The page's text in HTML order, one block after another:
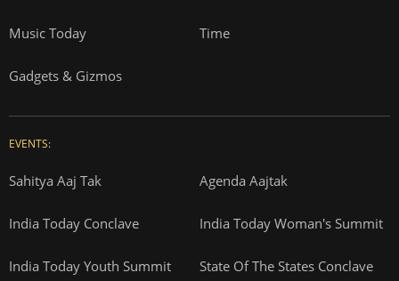
Music Today Time
Gadgets & Gizmos
EVENTS:
Sahitya Aaj Tak Agenda Aajtak
India Today Conclave India Today Woman's Summit
India Today Youth Summit State Of The States Conclave